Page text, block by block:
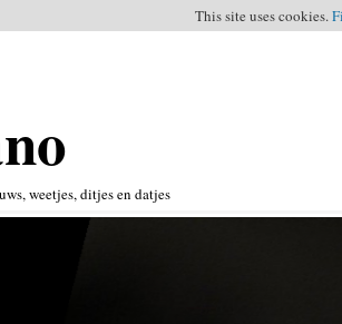
weetjes, ditjes en datjes
This site uses cookies.